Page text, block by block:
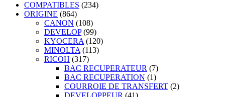
COMPATIBLES (234)
ORIGINE (864)
CANON (108)
DEVELOP (99)
KYOCERA (120)
MINOLTA (113)
RICOH (317)
BAC RECUPERATEUR (7)
BAC RECUPERATION (1)
COURROIE DE TRANSFERT (2)